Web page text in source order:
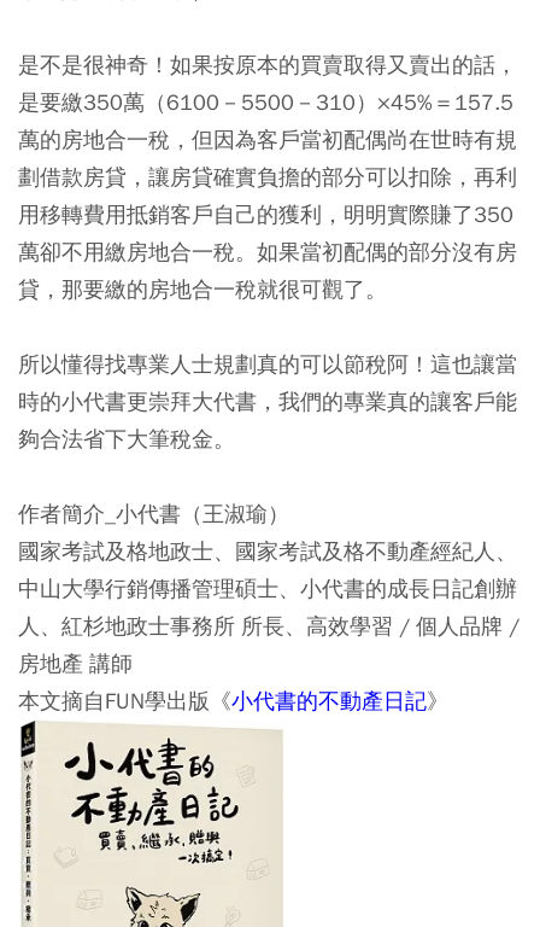
是不是很神奇！如果按原本的買賣取得又賣出的話，
是要繳350萬（6100－5500－310）×45%＝157.5
萬的房地合一稅，但因為客戶當初配偶尚在世時有規
劃借款房貸，讓房貸確實負擔的部分可以扣除，再利
用移轉費用抵銷客戶自己的獲利，明明實際賺了350
萬卻不用繳房地合一稅。如果當初配偶的部分沒有房
貸，那要繳的房地合一稅就很可觀了。
所以懂得找專業人士規劃真的可以節稅阿！這也讓當
時的小代書更崇拜大代書，我們的專業真的讓客戶能
夠合法省下大筆稅金。
作者簡介_小代書（王淑瑜）
國家考試及格地政士、國家考試及格不動產經紀人、
中山大學行銷傳播管理碩士、小代書的成長日記創辦
人、紅杉地政士事務所 所長、高效學習 / 個人品牌 /
房地產 講師
本文摘自FUN學出版《小代書的不動產日記》